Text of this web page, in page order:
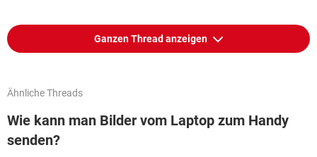
Ganzen Thread anzeigen
Ähnliche Threads
Wie kann man Bilder vom Laptop zum Handy
senden?